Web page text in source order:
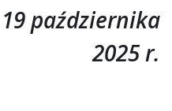
października
2025 r.